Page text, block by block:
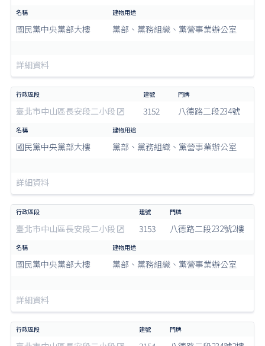
國民黨中央黨部大樓 黨部、黨務組織、黨營事業辦公室
詳細資料
臺北市中山區長安段二小段 3152 八德路二段234號
國民黨中央黨部大樓 黨部、黨務組織、黨營事業辦公室
詳細資料
臺北市中山區長安段二小段 3153 八德路二段232號2樓
國民黨中央黨部大樓 黨部、黨務組織、黨營事業辦公室
詳細資料